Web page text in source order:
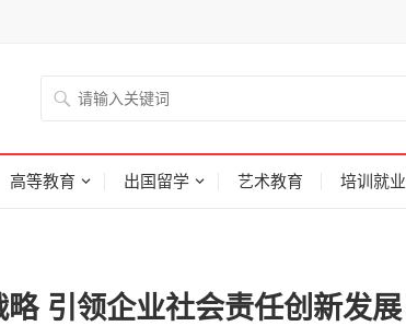
高等教育 出国留学 艺术教育 培训就业
引领企业社会责任创新发展